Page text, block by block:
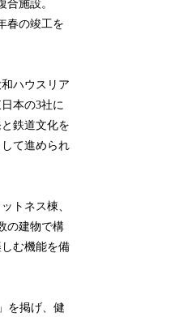
合施設。
春の竣工を
ハウスリア
本の3社に
鉄道文化を
て進められ
トネス棟、
の建物で構
む機能を備
を掲げ、健